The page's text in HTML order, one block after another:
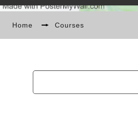
БИДНИЙ ТУХАЙ
Home → Courses